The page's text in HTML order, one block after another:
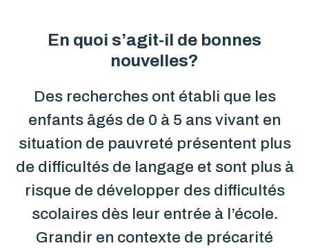
En quoi s’agit-il de bonnes
nouvelles?
Des recherches ont établi que les
enfants âgés de 0 à 5 ans vivant en
situation de pauvreté présentent plus
de difficultés de langage et sont plus à
risque de développer des difficultés
scolaires dès leur entrée à l’école.
Grandir en contexte de précarité